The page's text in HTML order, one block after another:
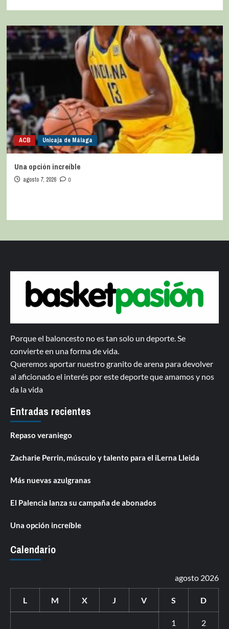
ACB Unicaja de Málaga
Una opción increíble
agosto 7, 2026 0
Porque el baloncesto no es tan solo un deporte. Se
convierte en una forma de vida.
Queremos aportar nuestro granito de arena para devolver
al aficionado el interés por este deporte que amamos y nos
da la vida
Entradas recientes
Repaso veraniego
Zacharie Perrin, músculo y talento para el iLerna Lleida
Más nuevas azulgranas
El Palencia lanza su campaña de abonados
Una opción increíble
Calendario
agosto 2026
L M X J V S D
1 2